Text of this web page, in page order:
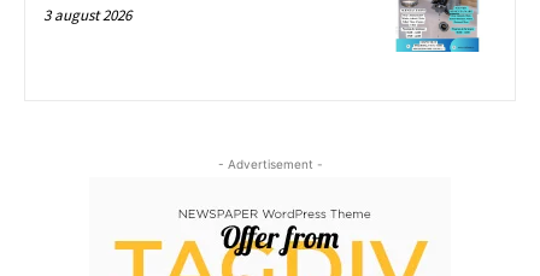
3 august 2026
- Advertisement -